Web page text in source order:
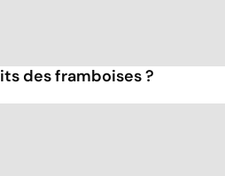
des framboises ?